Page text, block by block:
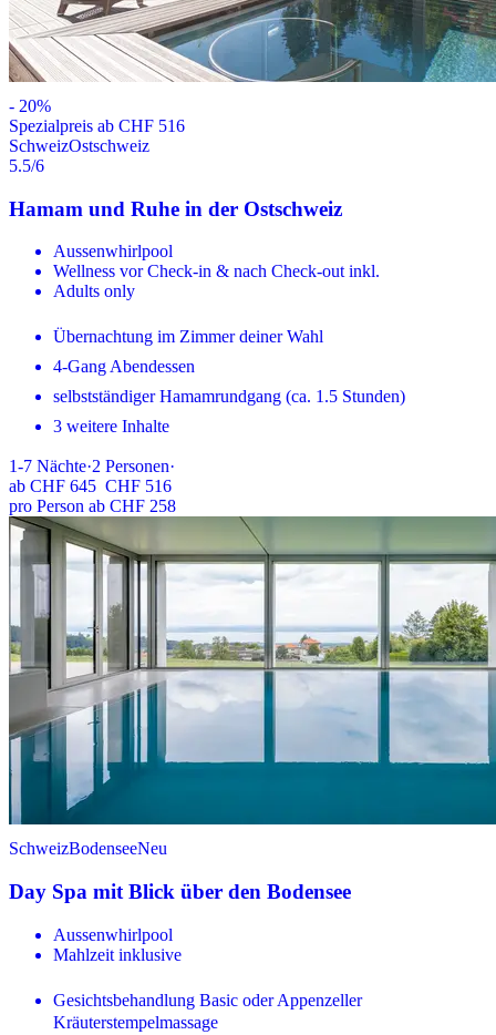
- 20%
Spezialpreis ab CHF 516
SchweizOstschweiz
5.5/6
Hamam und Ruhe in der Ostschweiz
Aussenwhirlpool
Wellness vor Check-in & nach Check-out inkl.
Adults only
Übernachtung im Zimmer deiner Wahl
4-Gang Abendessen
selbstständiger Hamamrundgang (ca. 1.5 Stunden)
3 weitere Inhalte
1-7 Nächte·2 Personen·
ab CHF 645 CHF 516
pro Person ab CHF 258
SchweizBodenseeNeu
Day Spa mit Blick über den Bodensee
Aussenwhirlpool
Mahlzeit inklusive
Gesichtsbehandlung Basic oder Appenzeller
Kräuterstempelmassage